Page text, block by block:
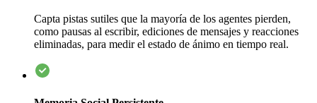
Capta pistas sutiles que la mayoría de los agentes pierden,
como pausas al escribir, ediciones de mensajes y reacciones
eliminadas, para medir el estado de ánimo en tiempo real.